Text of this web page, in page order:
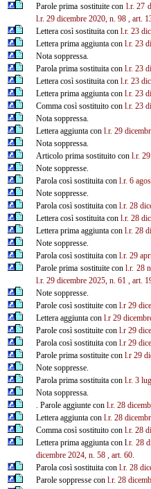
Parole prima sostituite con l.r. 27
l.r. 29 dicembre 2020, n. 98 , art.
Lettera così sostituita con l.r. 23
Lettera prima aggiunta con l.r. 23
Nota soppressa.
Parola prima sostituita con l.r. 23
Lettera così sostituita con l.r. 23
Lettera prima aggiunta con l.r. 23
Comma così sostituito con l.r. 23
Nota soppressa.
Lettera aggiunta con l.r. 29
Nota soppressa.
Articolo prima sostituito con l.r.
Note soppresse.
Parola così sostituita con l.r. 6
Note soppresse.
Parola così sostituita con l.r. 28
Lettera così sostituita con l.r. 28
Lettera prima aggiunta con l.r. 28
Note soppresse.
Parola così sostituita con l.r. 29
Parole prima sostituite conl.r. 28
l.r. 29 dicembre 2025, n. 61 , art.
Note soppresse.
Parole così sostituite con l.r 29
Lettera aggiunta con l.r 29
Parole così sostituite con l.r 29
Parola così sostituita con l.r 29
Parole prima sostituite con l.r 29
Note soppresse.
Parola prima sostituita con l.r. 3
Nota soppressa.
. Parole aggiunte con l.r. 28
Lettera aggiunta con l.r. 28
Comma così sostituito con l.r. 28
Lettera prima aggiunta con l.r. 28
dicembre 2024, n. 58 , art. 60.
Parola così sostituita con l.r. 28
Parole soppresse con l.r. 28